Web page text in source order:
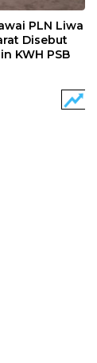
PLN Liwa
Disebut
KWH PSB